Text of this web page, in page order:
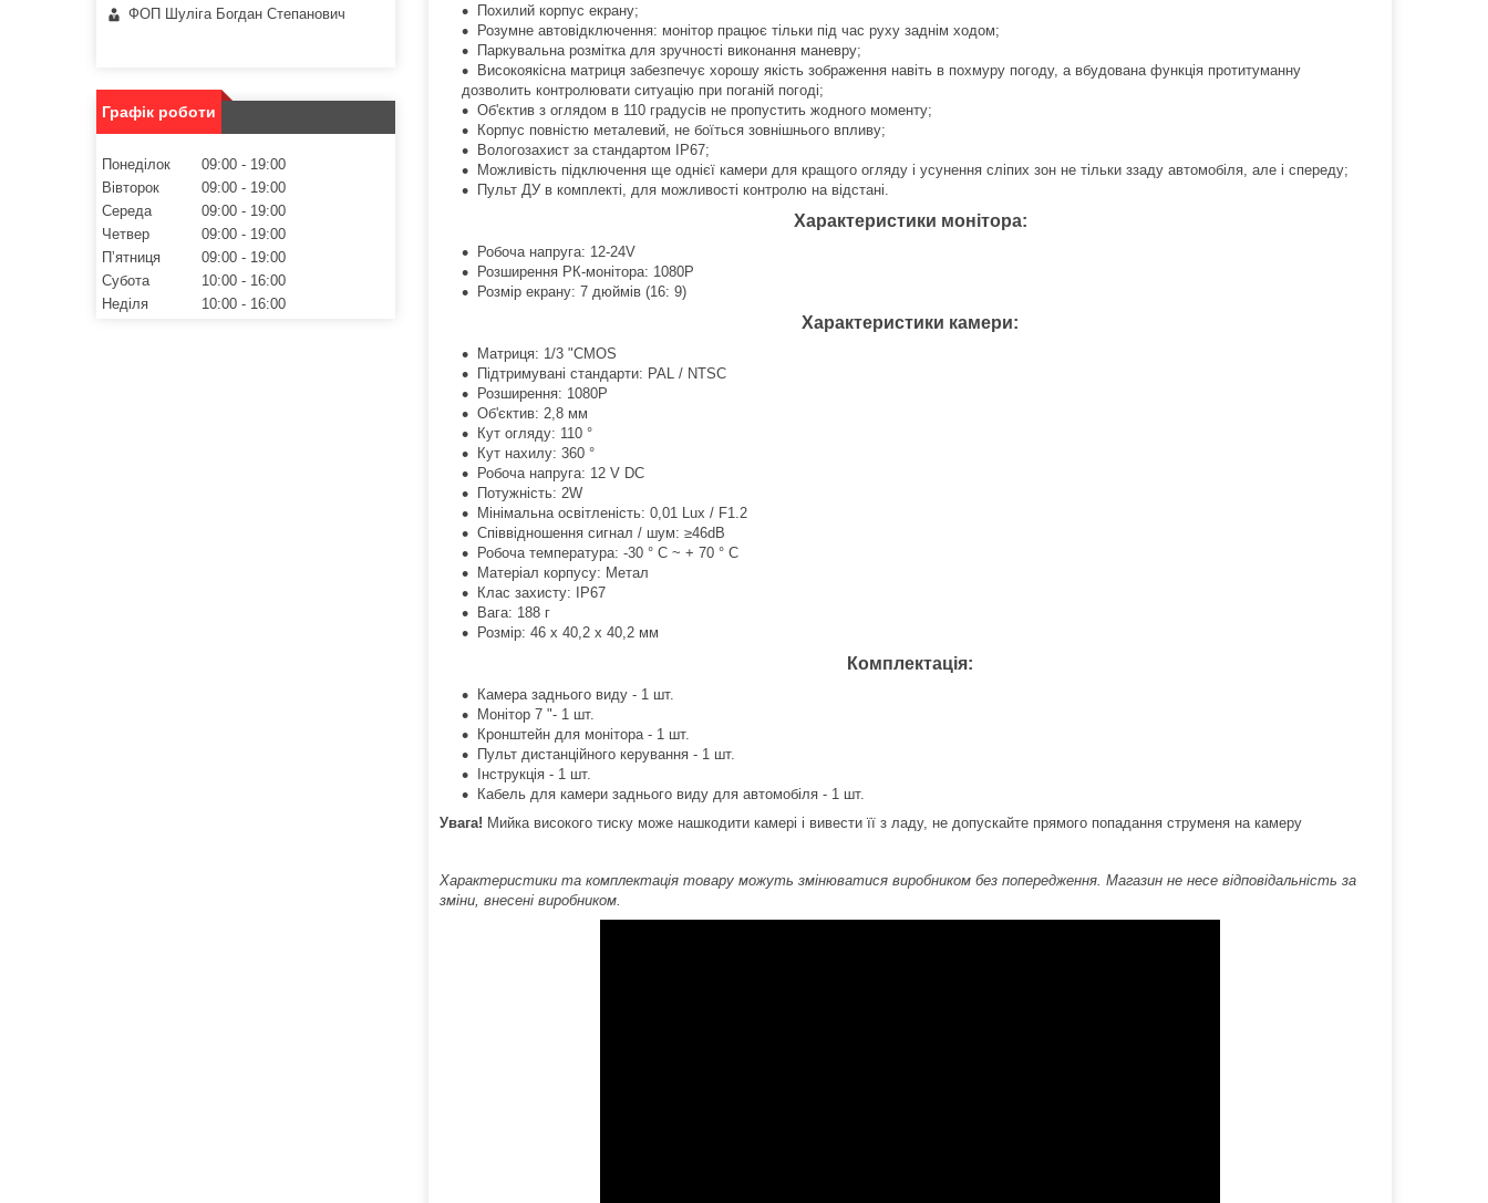
Похилий корпус екрану;
Розумне автовідключення: монітор працює тільки під час руху заднім ходом;
Паркувальна розмітка для зручності виконання маневру;
Високоякісна матриця забезпечує хорошу якість зображення навіть в похмуру погоду, а вбудована функція протитуманну
дозволить контролювати ситуацію при поганій погоді;
Об'єктив з оглядом в 110 градусів не пропустить жодного моменту;
Корпус повністю металевий, не боїться зовнішнього впливу;
Вологозахист за стандартом IP67;
Можливість підключення ще однієї камери для кращого огляду і усунення сліпих зон не тільки ззаду автомобіля, але і спереду;
Пульт ДУ в комплекті, для можливості контролю на відстані.
Характеристики монітора:
Робоча напруга: 12-24V
Розширення РК-монітора: 1080P
Розмір екрану: 7 дюймів (16: 9)
Характеристики камери:
Матриця: 1/3 "CMOS
Підтримувані стандарти: PAL / NTSC
Розширення: 1080P
Об'єктив: 2,8 мм
Кут огляду: 110 °
Кут нахилу: 360 °
Робоча напруга: 12 V DC
Потужність: 2W
Мінімальна освітленість: 0,01 Lux / F1.2
Співвідношення сигнал / шум: ≥46dB
Робоча температура: -30 ° C ~ + 70 ° C
Матеріал корпусу: Метал
Клас захисту: IP67
Вага: 188 г
Розмір: 46 х 40,2 х 40,2 мм
Комплектація:
Камера заднього виду - 1 шт.
Монітор 7 "- 1 шт.
Кронштейн для монітора - 1 шт.
Пульт дистанційного керування - 1 шт.
Інструкція - 1 шт.
Кабель для камери заднього виду для автомобіля - 1 шт.
Увага! Мийка високого тиску може нашкодити камері і вивести її з ладу, не допускайте прямого попадання струменя на камеру
Характеристики та комплектація товару можуть змінюватися виробником без попередження. Магазин не несе відповідальність за
зміни, внесені виробником.
ФОП Шуліга Богдан Степанович
Графік роботи
Понеділок 09:00
19:00
Вівторок
09:00
19:00
Середа
09:00
19:00
Четвер
09:00
19:00
Пʼятниця
09:00
19:00
Субота
10:00
16:00
Неділя
10:00 16:00